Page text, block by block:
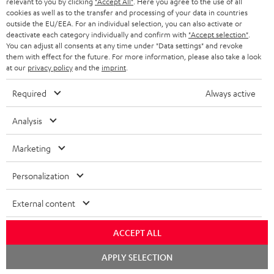
KOPFHÖRER
BLUETOOTH-KOPFHÖRER
STEREOANLAGEN
LAUTSPRECHER
ULTIMA-SERIE
IN-EAR-KOPFHÖRER
FANSHOP
NEUHEITEN
BLOG
NEWSLETTER
STORES
DEINE VORTEILE BEI TEUFEL
TEUFEL STORY
UNSER MANAGEMENT
NACHHALTIGKEIT
UNSERE WERTE
NIEDERLANDE
BELGIEN
POLEN
SPANIEN
USA
Fotos abgebildete Zubehör ist nicht im Lieferumfang enthalten. Etwaige
©2026 Lautsprecher Teufel GmbH - All rights reserved.
Impressum AGB Datenschutz Daten-Einstellungen
EU Data Act
cookies as well as to the transfer and processing of your data in countries
outside the EU/EEA. For an individual selection, you can also activate or
deactivate each category individually and confirm with "Accept selection"
You can adjust all consents at any time under "Data settings" and revoke
them with effect for the future. For more information, please also take a look
at our privacy policyand the imprint
Required Always active
Analysis
Marketing
Personalization
External content
ACCEPT ALL
APPLY SELECTION